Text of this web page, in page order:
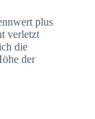
plus
verletzt
die
der